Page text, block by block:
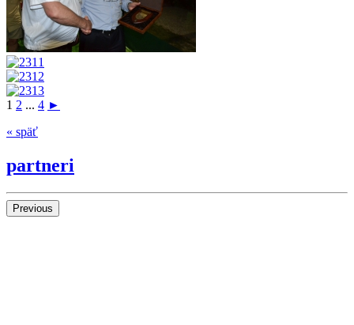
1 2 ... 4 ►
« späť
partneri
Previous